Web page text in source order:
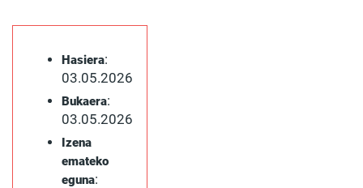
Hasiera:
03.05.2026
Bukaera:
03.05.2026
Izena
emateko
eguna: